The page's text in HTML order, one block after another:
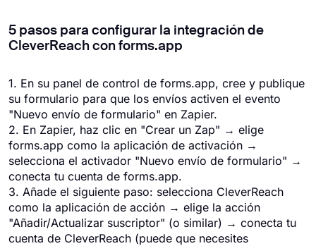
5 pasos para configurar la integración de
CleverReach con forms.app
1. En su panel de control de forms.app, cree y publique
su formulario para que los envíos activen el evento
"Nuevo envío de formulario" en Zapier.
2. En Zapier, haz clic en "Crear un Zap" → elige
forms.app como la aplicación de activación →
selecciona el activador "Nuevo envío de formulario" →
conecta tu cuenta de forms.app.
3. Añade el siguiente paso: selecciona CleverReach
como la aplicación de acción → elige la acción
"Añadir/Actualizar suscriptor" (o similar) → conecta tu
cuenta de CleverReach (puede que necesites